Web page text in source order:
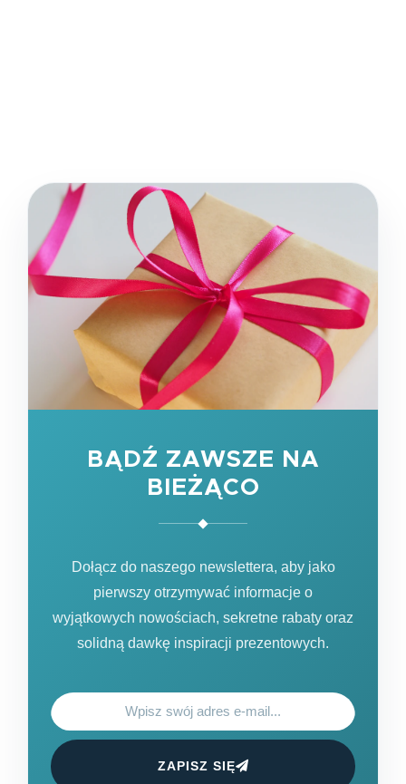
BĄDŹ ZAWSZE NA
BIEŻĄCO
Dołącz do naszego newslettera, aby jako
pierwszy otrzymywać informacje o
wyjątkowych nowościach, sekretne rabaty oraz
solidną dawkę inspiracji prezentowych.
ZAPISZ SIĘ